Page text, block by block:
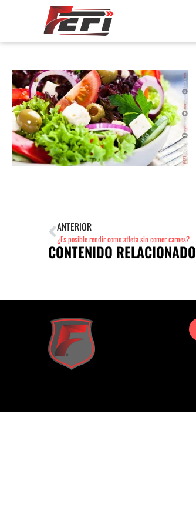
ANTERIOR
¿Es posible rendir como atleta sin comer carnes?
CONTENIDO RELACIONADO